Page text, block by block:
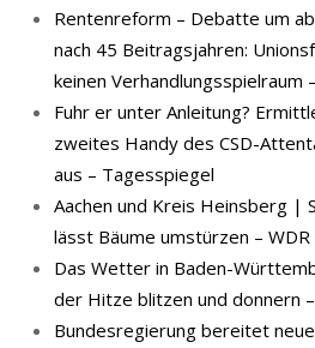
Rentenreform – Debatte um
nach 45 Beitragsjahren:
keinen Verhandlungsspielraum
Fuhr er unter Anleitung?
zweites Handy des CSD-
aus – Tagesspiegel
Aachen und Kreis Heinsberg |
lässt Bäume umstürzen – WDR
Das Wetter in Baden-
der Hitze blitzen und donnern
Bundesregierung bereitet